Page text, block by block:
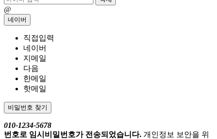
@
네이버
직접입력
네이버
지메일
다음
한메일
핫메일
비밀번호 찾기
010-1234-5678
번호로 임시비밀번호가 전송되었습니다. 개인정보 보안을 위